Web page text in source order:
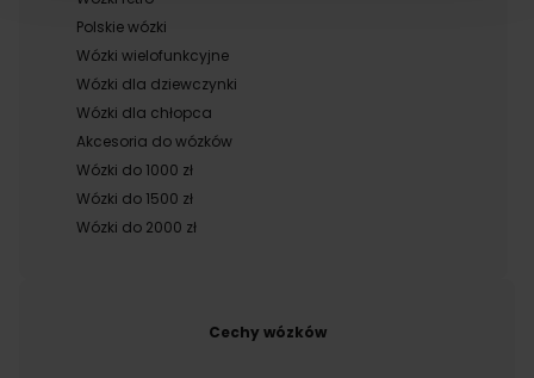
Polskie wózki
Wózki wielofunkcyjne
Wózki dla dziewczynki
Wózki dla chłopca
Akcesoria do wózków
Wózki do 1000 zł
Wózki do 1500 zł
Wózki do 2000 zł
Cechy wózków